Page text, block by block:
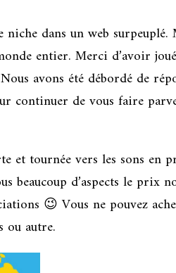
dans un web
entier. Merci d’avoir
avons été débordé de
continuer de vous faire
et tournée vers les sons en
d’aspects le prix
😉 Vous ne pouvez
ou autre.